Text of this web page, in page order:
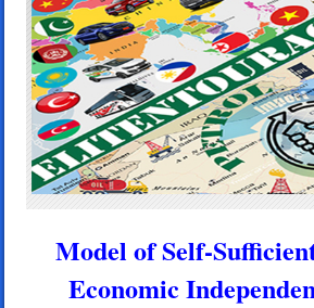
Model of Self-
Economic